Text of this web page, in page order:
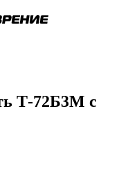
Т-72Б3М с